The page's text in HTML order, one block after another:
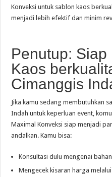
Konveksi untuk sablon kaos
menjadi lebih efektif dan minim
Penutup:
Kaos
Cimanggis
Jika kamu sedang membutuhkan
Indah untuk keperluan event,
Maximal Konveksi siap menjadi
andalkan. Kamu bisa:
Konsultasi dulu mengenai
Mengecek kisaran harga